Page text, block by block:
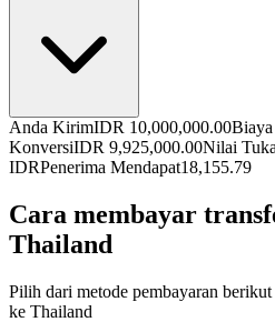
Anda KirimIDR 10,000,000.00
KonversiIDR 9,925,000.00Nilai
IDRPenerima Mendapat18,155.79
Cara membayar
Thailand
Pilih dari metode pembayaran
ke Thailand